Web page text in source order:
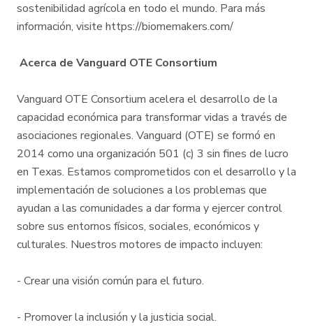
sostenibilidad agrícola en todo el mundo. Para más
información, visite https://biomemakers.com/
Acerca de Vanguard OTE Consortium
Vanguard OTE Consortium acelera el desarrollo de la
capacidad económica para transformar vidas a través de
asociaciones regionales. Vanguard (OTE) se formó en
2014 como una organización 501 (c) 3 sin fines de lucro
en Texas. Estamos comprometidos con el desarrollo y la
implementación de soluciones a los problemas que
ayudan a las comunidades a dar forma y ejercer control
sobre sus entornos físicos, sociales, económicos y
culturales. Nuestros motores de impacto incluyen:
- Crear una visión común para el futuro.
- Promover la inclusión y la justicia social.